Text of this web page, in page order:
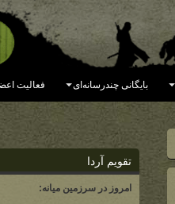
بایگانی چندرسانه‌ای فعالیت
تقویم آردا
امروز در سرزمین میانه: